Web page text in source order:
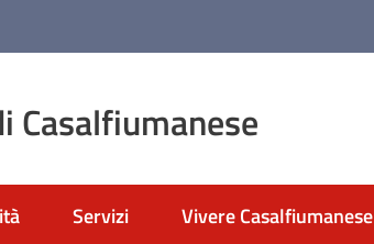
Casalfiumanese
Servizi Vivere Casalfiumanese